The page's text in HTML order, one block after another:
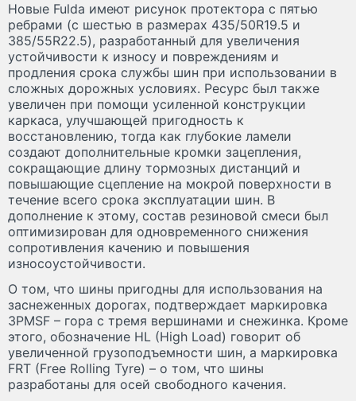
Новые Fulda имеют рисунок протектора с пятью
ребрами (с шестью в размерах 435/50R19.5 и
385/55R22.5), разработанный для увеличения
устойчивости к износу и повреждениям и
продления срока службы шин при использовании в
сложных дорожных условиях. Ресурс был также
увеличен при помощи усиленной конструкции
каркаса, улучшающей пригодность к
восстановлению, тогда как глубокие ламели
создают дополнительные кромки зацепления,
сокращающие длину тормозных дистанций и
повышающие сцепление на мокрой поверхности в
течение всего срока эксплуатации шин. В
дополнение к этому, состав резиновой смеси был
оптимизирован для одновременного снижения
сопротивления качению и повышения
износоустойчивости.
О том, что шины пригодны для использования на
заснеженных дорогах, подтверждает маркировка
3PMSF – гора с тремя вершинами и снежинка. Кроме
этого, обозначение HL (High Load) говорит об
увеличенной грузоподъемности шин, а маркировка
FRT (Free Rolling Tyre) – о том, что шины
разработаны для осей свободного качения.